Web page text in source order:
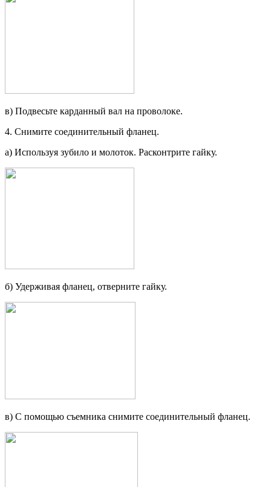
в) Подвесьте карданный вал на про­волоке.
4. Снимите соединительный фланец.
а) Используя зубило и молоток. Расконтрите гайку.
б) Удерживая фланец, отверните гайку.
в) С помощью съемника снимите соединительный фланец.